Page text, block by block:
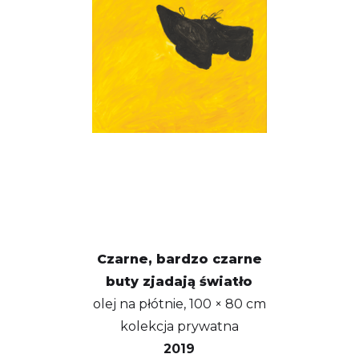
Czarne, bardzo czarne
buty zjadają światło
olej na płótnie, 100 × 80 cm
kolekcja prywatna
2019